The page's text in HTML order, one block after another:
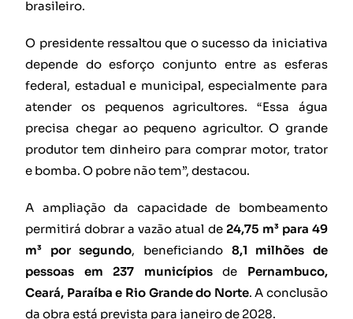
brasileiro.
O presidente ressaltou que o sucesso da iniciativa
depende do esforço conjunto entre as esferas
federal, estadual e municipal, especialmente para
atender os pequenos agricultores. “Essa água
precisa chegar ao pequeno agricultor. O grande
produtor tem dinheiro para comprar motor, trator
e bomba. O pobre não tem”, destacou.
A ampliação da capacidade de bombeamento
permitirá dobrar a vazão atual de 24,75 m³ para 49
m³ por segundo, beneficiando 8,1 milhões de
pessoas em 237 municípiosde Pernambuco,
Ceará, Paraíba e Rio Grande do Norte. A conclusão
da obra está prevista para janeiro de 2028.